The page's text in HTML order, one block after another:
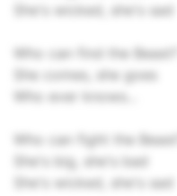
She's wicked, she's sad
Who can find the Beast?
She comes, she goes
Who ever knows...
Who can fight the Beast?
She's big, she's bad
She's wicked, she's sad